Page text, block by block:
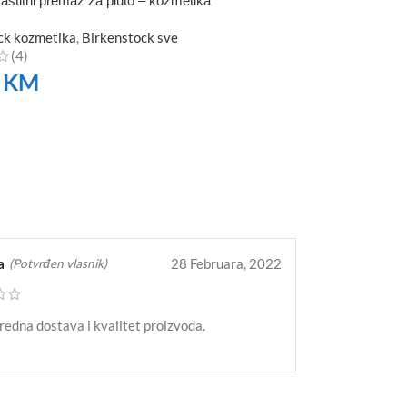
kozmetika, Birkenstock sve
(4)
KM
(Potvrđen vlasnik) 28 Februara, 2022
dostava i kvalitet proizvoda.